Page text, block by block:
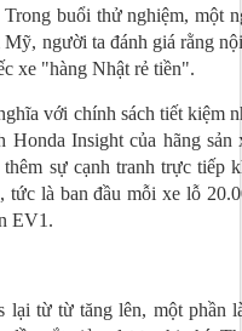
buổi thử nghiệm, một
người ta đánh giá rằng
xe "hàng Nhật rẻ tiền".
với chính sách tiết kiệm
Insight của hãng sản
sự cạnh tranh trực tiếp
là ban đầu mỗi xe lỗ
EV1.
lại từ từ tăng lên, một phần